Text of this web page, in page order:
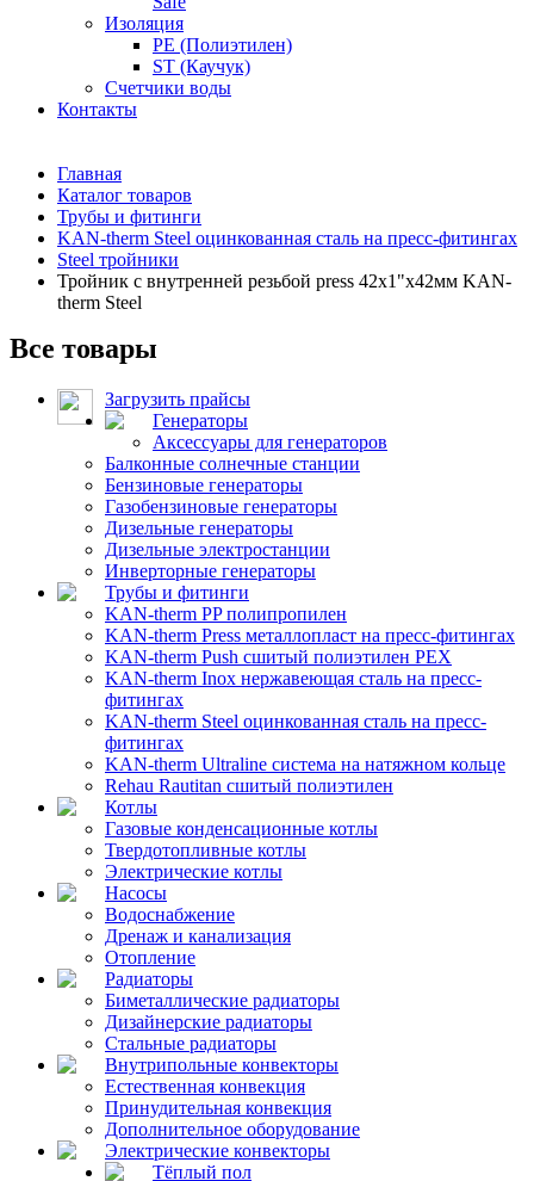
Изоляция
PE (Полиэтилен)
ST (Каучук)
Счетчики воды
Контакты
Главная
Каталог товаров
Трубы и фитинги
KAN-therm Steel оцинкованная сталь на пресс-фитингах
Steel тройники
Тройник с внутренней резьбой press 42x1"x42мм KAN-
therm Steel
Все товары
Загрузить прайсы
Генераторы
Аксессуары для генераторов
Балконные солнечные станции
Бензиновые генераторы
Газобензиновые генераторы
Дизельные генераторы
Дизельные электростанции
Инверторные генераторы
Трубы и фитинги
KAN-therm PP полипропилен
KAN-therm Рress металлопласт на пресс-фитингах
KAN-therm Push сшитый полиэтилен PEX
KAN-therm Inox нержавеющая сталь на пресс-
фитингах
KAN-therm Steel оцинкованная сталь на пресс-
фитингах
KAN-therm Ultraline система на натяжном кольце
Rehau Rautitan сшитый полиэтилен
Котлы
Газовые конденсационные котлы
Твердотопливные котлы
Электрические котлы
Насосы
Водоснабжение
Дренаж и канализация
Отопление
Радиаторы
Биметаллические радиаторы
Дизайнерские радиаторы
Стальные радиаторы
Внутрипольные конвекторы
Естественная конвекция
Принудительная конвекция
Дополнительное оборудование
Электрические конвекторы
Тёплый пол